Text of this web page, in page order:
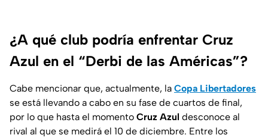
¿A qué club podría enfrentar Cruz
Azul en el “Derbi de las Américas”?
Cabe mencionar que, actualmente, la Copa Libertadores
se está llevando a cabo en su fase de cuartos de final,
por lo que hasta el momento Cruz Azul desconoce al
rival al que se medirá el 10 de diciembre. Entre los